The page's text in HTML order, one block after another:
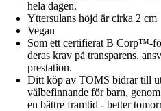
hela dagen.
Yttersulans höjd är cirka 2 cm
Vegan
Som ett certifierat B Corp™-
deras krav på transparens,
prestation.
Ditt köp av TOMS bidrar till
välbefinnande för barn,
en bättre framtid - better